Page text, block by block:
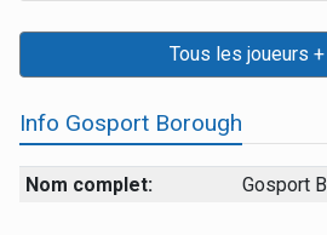
Tous les joueurs
Info Gosport Borough
Nom complet: Gosport